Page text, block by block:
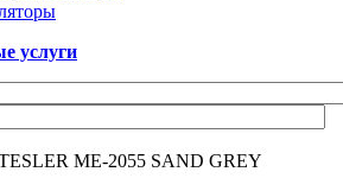
услуги
ME-2055 SAND GREY